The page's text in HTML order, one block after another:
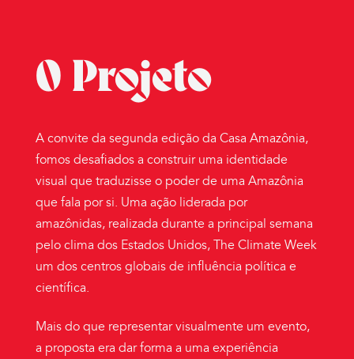
O Projeto
A convite da segunda edição da Casa Amazônia,
fomos desafiados a construir uma identidade
visual que traduzisse o poder de uma Amazônia
que fala por si. Uma ação liderada por
amazônidas, realizada durante a principal semana
pelo clima dos Estados Unidos, The Climate Week
um dos centros globais de influência política e
científica.
Mais do que representar visualmente um evento,
a proposta era dar forma a uma experiência